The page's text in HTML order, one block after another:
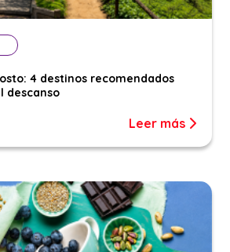
4 destinos recomendados
descanso
Leer más